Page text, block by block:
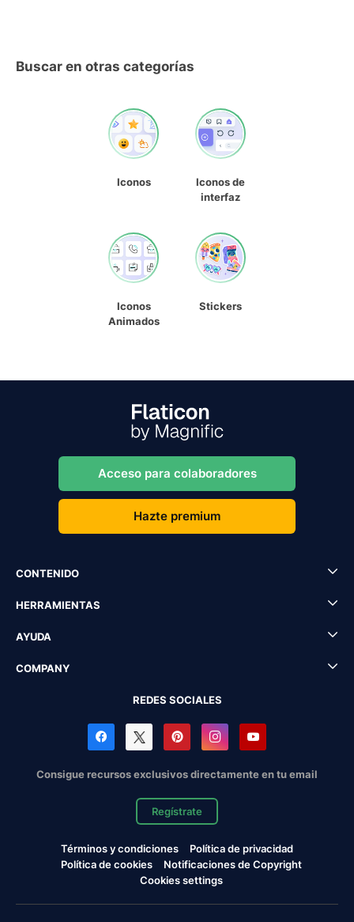
Buscar en otras categorías
Iconos
Iconos de
interfaz
Iconos
Animados
Stickers
Acceso para colaboradores
Hazte premium
CONTENIDO
HERRAMIENTAS
AYUDA
COMPANY
REDES SOCIALES
Consigue recursos exclusivos directamente en tu email
Regístrate
Términos y condiciones
Política de privacidad
Política de cookies
Notificaciones de Copyright
Cookies settings